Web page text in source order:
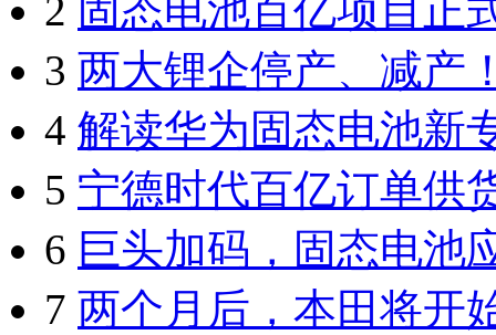
2 固态电池百亿项目正
3 两大锂企停产、减产
4 解读华为固态电池新
5 宁德时代百亿订单供
6 巨头加码，固态电池
7 两个月后，本田将开